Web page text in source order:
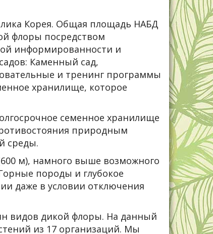
Корея. Общая площадь НАБД
флоры посредством
информированности и
Каменный сад,
и тренинг программы
хранилище, которое
семенное хранилище
природным
среды.
м), намного выше возможного
породы и глубокое
даже в условии отключения
видов дикой флоры. На данный
из 17 организаций. Мы